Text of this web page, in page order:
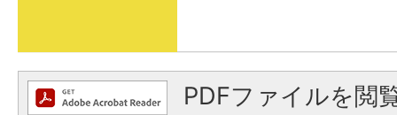
PDFファイルを閲